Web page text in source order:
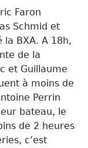
Faron
Schmid et
BXA. A 18h,
de la
et Guillaume
à moins de
Perrin
bateau, le
de 2 heures
c’est